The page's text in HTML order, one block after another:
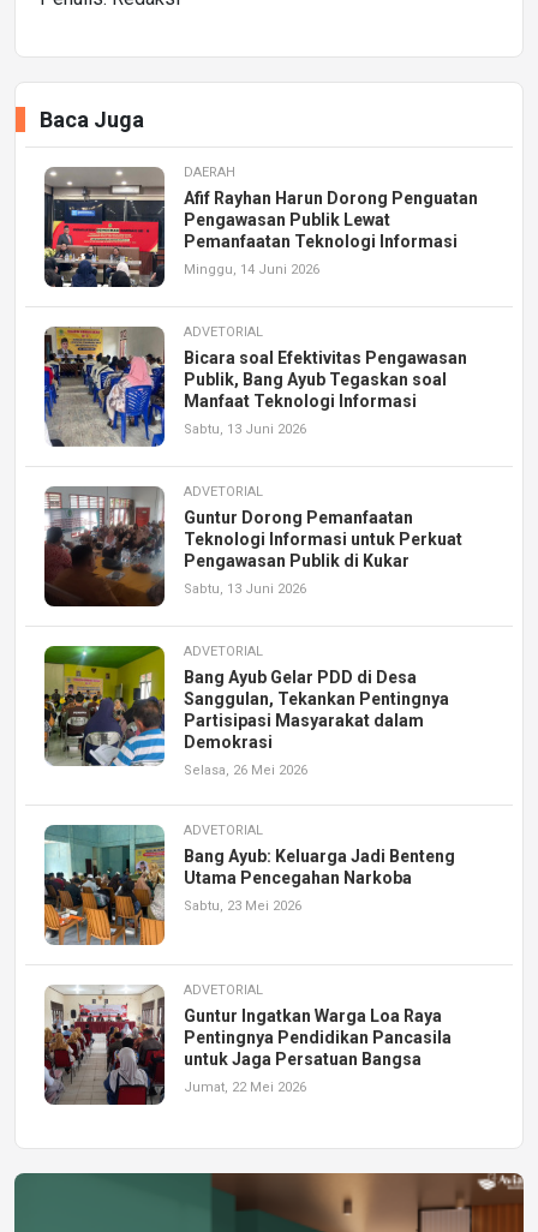
Baca Juga
DAERAH
Afif Rayhan Harun Dorong Penguatan
Pengawasan Publik Lewat
Pemanfaatan Teknologi Informasi
Minggu, 14 Juni 2026
ADVETORIAL
Bicara soal Efektivitas Pengawasan
Publik, Bang Ayub Tegaskan soal
Manfaat Teknologi Informasi
Sabtu, 13 Juni 2026
ADVETORIAL
Guntur Dorong Pemanfaatan
Teknologi Informasi untuk Perkuat
Pengawasan Publik di Kukar
Sabtu, 13 Juni 2026
ADVETORIAL
Bang Ayub Gelar PDD di Desa
Sanggulan, Tekankan Pentingnya
Partisipasi Masyarakat dalam
Demokrasi
Selasa, 26 Mei 2026
ADVETORIAL
Bang Ayub: Keluarga Jadi Benteng
Utama Pencegahan Narkoba
Sabtu, 23 Mei 2026
ADVETORIAL
Guntur Ingatkan Warga Loa Raya
Pentingnya Pendidikan Pancasila
untuk Jaga Persatuan Bangsa
Jumat, 22 Mei 2026